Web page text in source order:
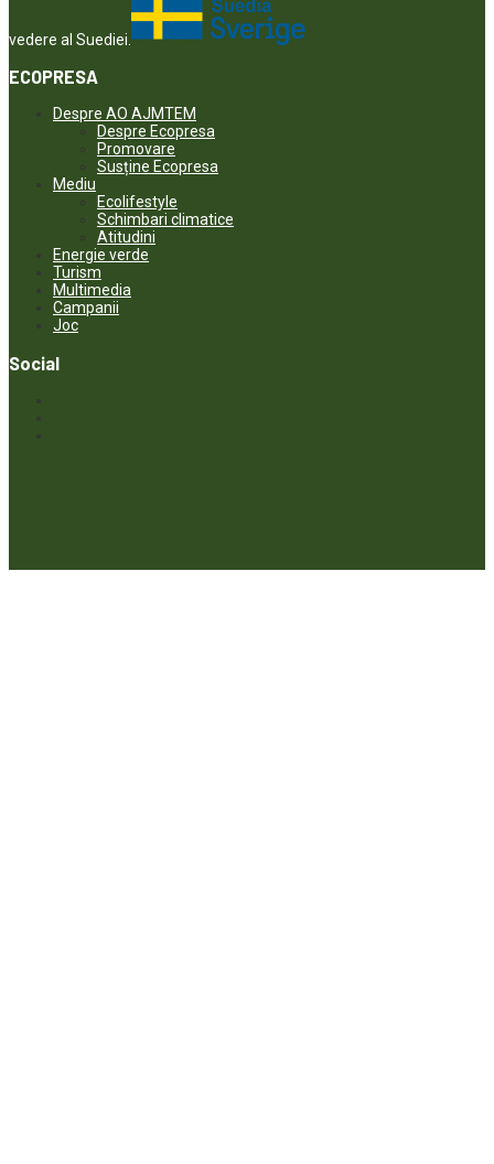
vedere al Suediei.
ECOPRESA
Despre AO AJMTEM
Despre Ecopresa
Promovare
Susține Ecopresa
Mediu
Ecolifestyle
Schimbari climatice
Atitudini
Energie verde
Turism
Multimedia
Campanii
Joc
Social